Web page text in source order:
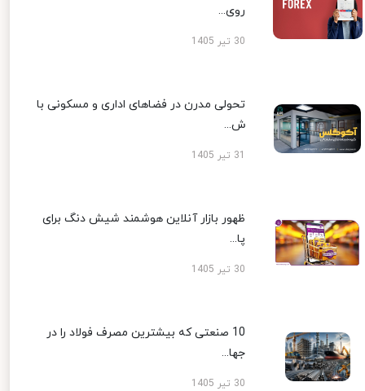
روی...
30 تیر 1405
تحولی مدرن در فضاهای اداری و مسکونی با
ش...
ظهور بازار آنلاین هوشمند شیش دنگ برای
پا...
30 تیر 1405
10 صنعتی که بیشترین مصرف فولاد را در
جها...
30 تیر 1405